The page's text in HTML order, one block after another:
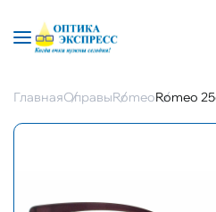
ГлавнаяОправыRomeoRomeo